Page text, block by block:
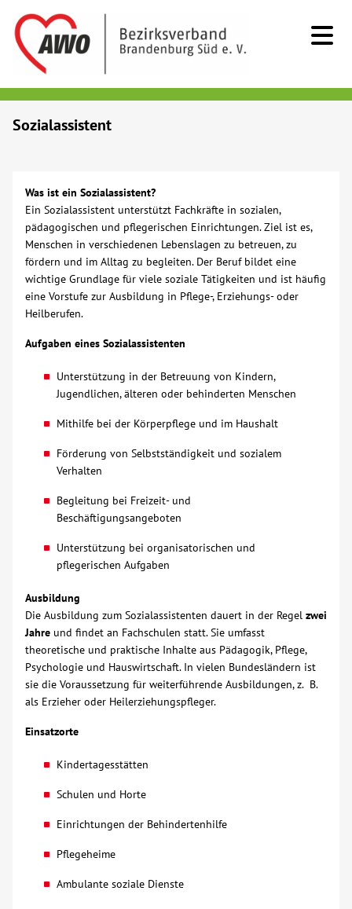
Menschen mit Behinderung
Beratung & Hilfe
Begegnung
Über uns
Veranstaltungen
Spenden
Mitmachen
Karriere
Ausbildung
Glossar
Suche
Kontakt
Sozialassistent
Was ist ein Sozialassistent?
Ein Sozialassistent unterstützt Fachkräfte in sozialen,
pädagogischen und pflegerischen Einrichtungen. Ziel ist es,
Menschen in verschiedenen Lebenslagen zu betreuen, zu
fördern und im Alltag zu begleiten. Der Beruf bildet eine
wichtige Grundlage für viele soziale Tätigkeiten und ist häufig
eine Vorstufe zur Ausbildung in Pflege-, Erziehungs- oder
Heilberufen.
Aufgaben eines Sozialassistenten
Unterstützung in der Betreuung von Kindern,
Jugendlichen, älteren oder behinderten Menschen
Mithilfe bei der Körperpflege und im Haushalt
Förderung von Selbstständigkeit und sozialem
Verhalten
Begleitung bei Freizeit- und
Beschäftigungsangeboten
Unterstützung bei organisatorischen und
pflegerischen Aufgaben
Ausbildung
Die Ausbildung zum Sozialassistenten dauert in der Regel zwei
Jahre und findet an Fachschulen statt. Sie umfasst
theoretische und praktische Inhalte aus Pädagogik, Pflege,
Psychologie und Hauswirtschaft. In vielen Bundesländern ist
sie die Voraussetzung für weiterführende Ausbildungen, z. B.
als Erzieher oder Heilerziehungspfleger.
Einsatzorte
Kindertagesstätten
Schulen und Horte
Einrichtungen der Behindertenhilfe
Pflegeheime
Ambulante soziale Dienste